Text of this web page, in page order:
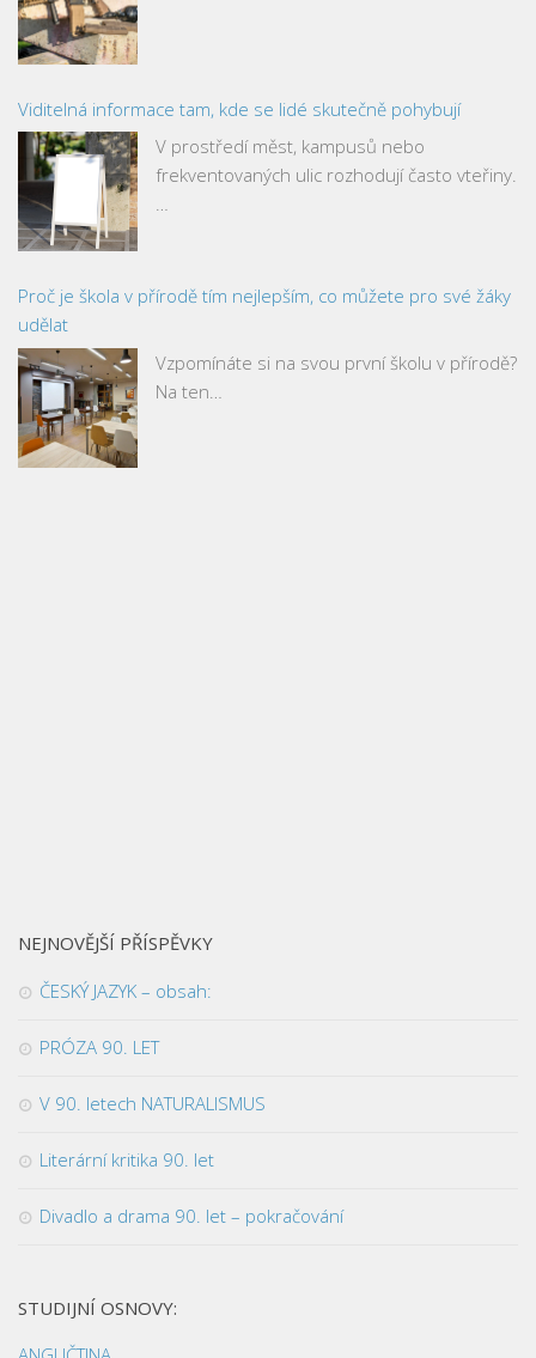
Viditelná informace tam, kde se lidé skutečně pohybují
V prostředí měst, kampusů nebo
frekventovaných ulic rozhodují často vteřiny.
…
Proč je škola v přírodě tím nejlepším, co můžete pro své žáky
udělat
Vzpomínáte si na svou první školu v přírodě?
Na ten…
NEJNOVĚJŠÍ PŘÍSPĚVKY
ČESKÝ JAZYK – obsah:
PRÓZA 90. LET
V 90. letech NATURALISMUS
Literární kritika 90. let
Divadlo a drama 90. let – pokračování
STUDIJNÍ OSNOVY: